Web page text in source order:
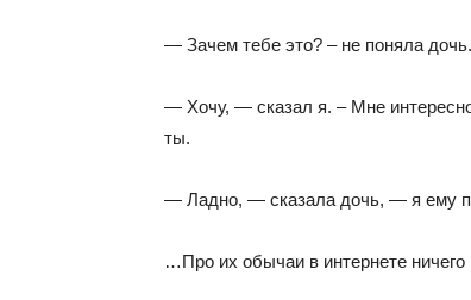
— Зачем тебе это? – не поняла дочь.
— Хочу, — сказал я. – Мне
ты.
— Ладно, — сказала дочь, — я ему
…Про их обычаи в интернете